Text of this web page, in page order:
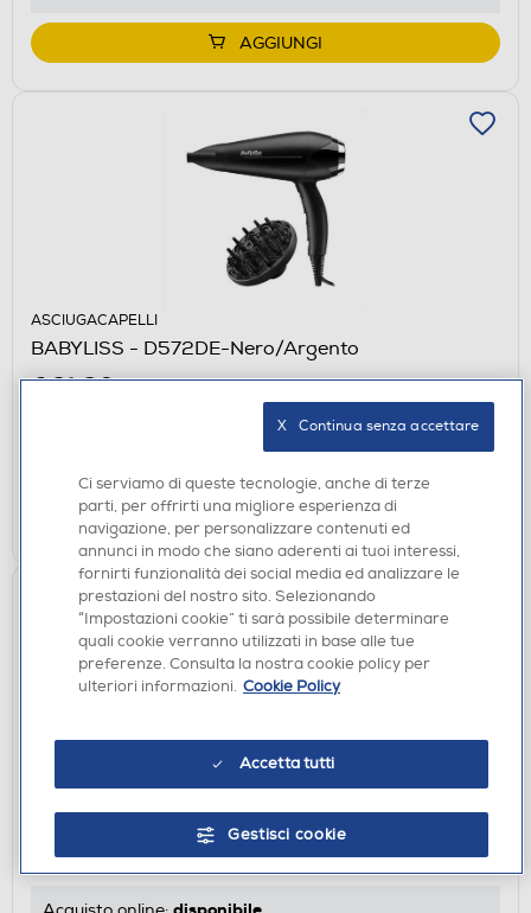
AGGIUNGI
ASCIUGACAPELLI
BABYLISS - D572DE-Nero/Argento
€ 31,90
AGGIUNGI
REGOLABARBA E TAGLIACAPELLI
BABYLISS - E756E-Nero
€ 24,90
Ci serviamo di queste tecnologie, anche di terze
parti, per offrirti una migliore esperienza di
navigazione, per personalizzare contenuti ed
annunci in modo che siano aderenti ai tuoi interessi,
fornirti funzionalità dei social media ed analizzare le
prestazioni del nostro sito. Selezionando
“Impostazioni cookie” ti sarà possibile determinare
quali cookie verranno utilizzati in base alle tue
preferenze. Consulta la nostra cookie policy per
ulteriori informazioni. Cookie Policy
Accetta tutti
Gestisci cookie
X   Continua senza accettare